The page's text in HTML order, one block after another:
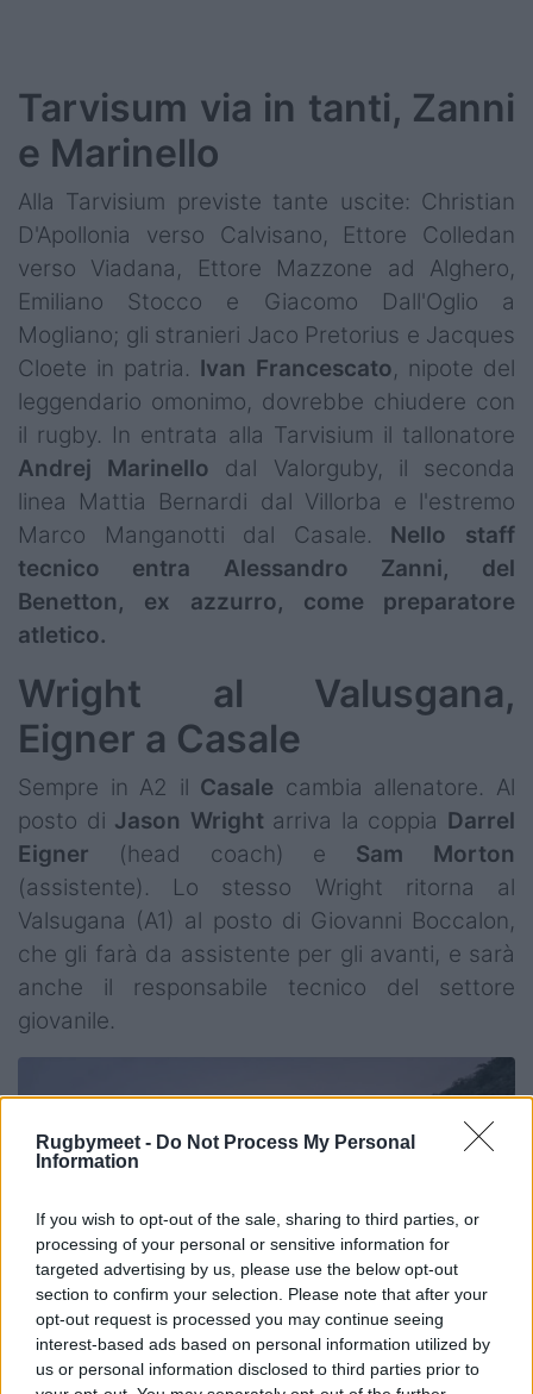
Rugbymeet - Do Not Process My Personal
Information
If you wish to opt-out of the sale, sharing to third parties, or
processing of your personal or sensitive information for
targeted advertising by us, please use the below opt-out
section to confirm your selection. Please note that after your
opt-out request is processed you may continue seeing
interest-based ads based on personal information utilized by
us or personal information disclosed to third parties prior to
Tarvisum via in tanti, Zanni
e Marinello
Alla Tarvisium previste tante uscite: Christian
D'Apollonia verso Calvisano, Ettore Colledan
verso Viadana, Ettore Mazzone ad Alghero,
Emiliano Stocco e Giacomo Dall'Oglio a
Mogliano; gli stranieri Jaco Pretorius e Jacques
Cloete in patria. Ivan Francescato, nipote del
leggendario omonimo, dovrebbe chiudere con
il rugby. In entrata alla Tarvisium il tallonatore
Andrej Marinello dal Valorguby, il seconda
linea Mattia Bernardi dal Villorba e l'estremo
Marco Manganotti dal Casale. Nello staff
tecnico entra Alessandro Zanni, del
Benetton, ex azzurro, come preparatore
atletico.
Wright al Valusgana,
Eigner a Casale
Sempre in A2 il Casale cambia allenatore. Al
posto di Jason Wrightarriva la coppia Darrel
Eigner (head coach) e Sam
Morton
(assistente). Lo stesso Wright ritorna al
Valsugana (A1) al posto di Giovanni Boccalon,
che gli farà da assistente per gli avanti, e sarà
anche il responsabile tecnico del settore
giovanile.